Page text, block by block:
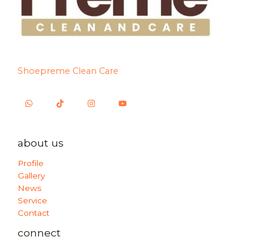
Shoepreme Clean Care
about us
Profile
Gallery
News
Service
Contact
connect